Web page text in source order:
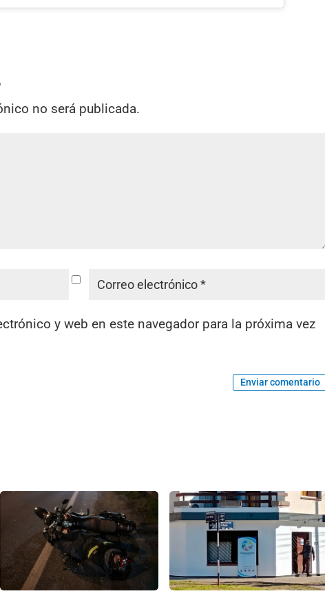
no será publicada.
y web en este navegador para la próxima vez
Enviar comentario